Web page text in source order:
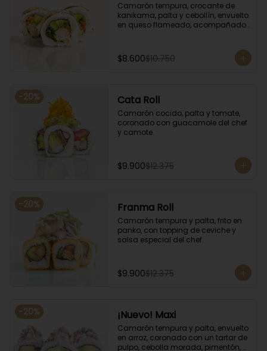
Camarón tempura, crocante de
kanikama, palta y cebollín, envuelto
en queso flameado, acompañado
$8.600$10.750
-20% Cata Roll
Camarón cocido, palta y tomate,
coronado con guacamole del chef
y camote.
$9.900$12.375
-20% Franma Roll
Camarón tempura y palta, frito en
panko, con topping de ceviche y
salsa especial del chef.
$9.900$12.375
-20% ¡Nuevo! Maxi
Camarón tempura y palta, envuelto
en arroz, coronado con un tartar de
pulpo, cebolla morada, pimentón,